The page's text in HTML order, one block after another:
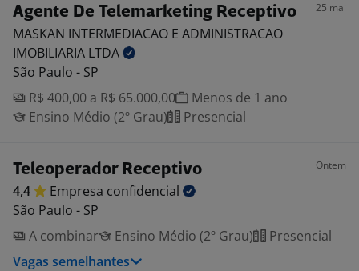
Agente De Telemarketing Receptivo 25 mai
MASKAN INTERMEDIACAO E ADMINISTRACAO
IMOBILIARIA LTDA
São Paulo - SP
R$ 400,00 a R$ 65.000,00
Menos de 1 ano
Ensino Médio (2º Grau)
Presencial
Teleoperador Receptivo Ontem
4,4 Empresa confidencial
São Paulo - SP
A combinar
Ensino Médio (2º Grau)
Presencial
Vagas semelhantes